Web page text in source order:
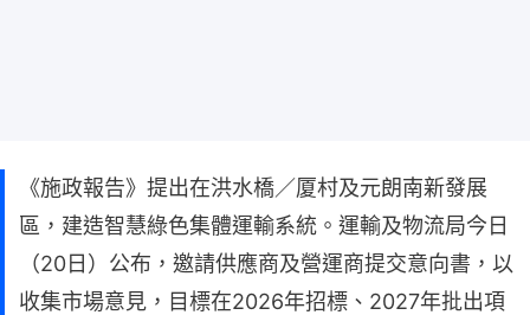
《施政報告》提出在洪水橋／厦村及元朗南新發展
區，建造智慧綠色集體運輸系統。運輸及物流局今日
（20日）公布，邀請供應商及營運商提交意向書，以
收集市場意見，目標在2026年招標、2027年批出項